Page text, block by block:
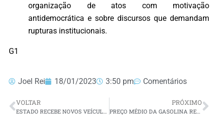
organização de atos com motivação
antidemocrática e sobre discursos que demandam
rupturas institucionais.
G1
Joel Rei 18/01/2023 3:50 pm Comentários
VOLTAR
ESTADO RECEBE NOVOS VEÍCULOS PARA MODERNIZAR A FROTA
PRÓXIMO
PREÇO MÉDIO DA GASOLINA REGISTRA E QUEDA E VAI A R$ 5,04 NO PAÍS, DIZ ANP